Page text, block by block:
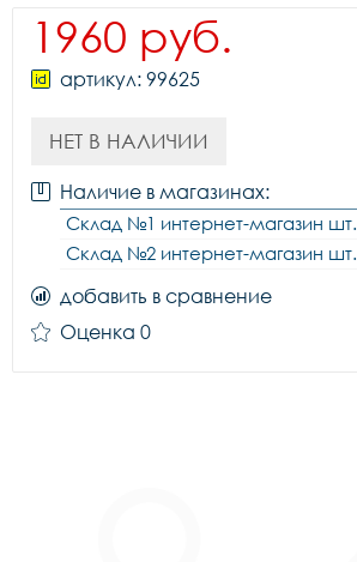
1960 руб.
артикул: 99625
НЕТ В НАЛИЧИИ
Наличие в магазинах:
Склад №1 интернет-магазин шт.
Склад №2 интернет-магазин шт.
добавить в сравнение
Оценка 0